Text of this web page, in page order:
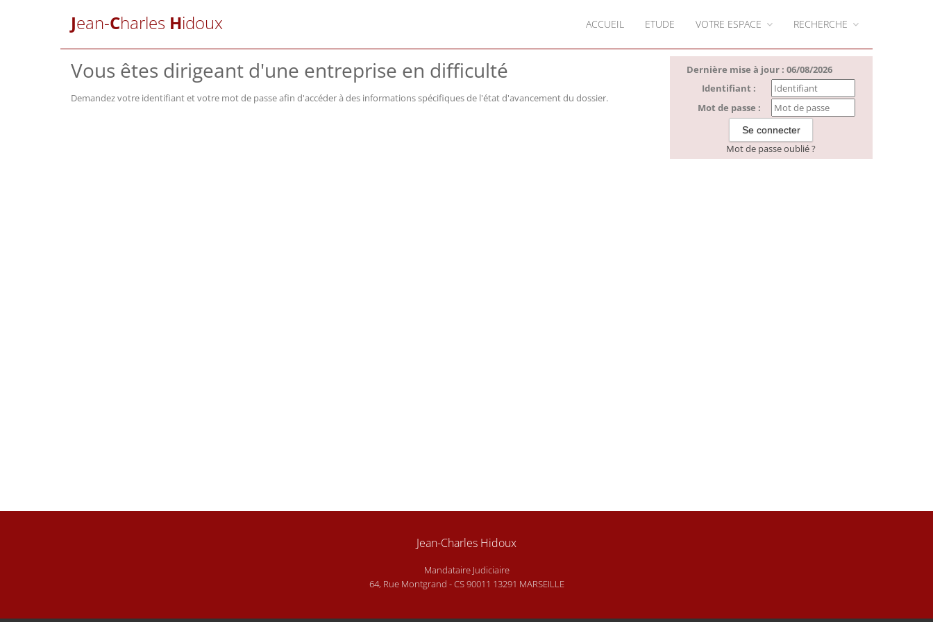
Jean-Charles Hidoux ACCUEIL ETUDE VOTRE ESPACE RECHERCHE
Dernière mise à jour : 06/08/2026
Identifiant :
Mot de passe :
Mot de passe oublié ?
Vous êtes dirigeant d'une entreprise en difficulté
Demandez votre identifiant et votre mot de passe afin d'accéder à des informations spécifiques de l'état d'avancement du dossier.
Jean-Charles Hidoux
Mandataire Judiciaire
64, Rue Montgrand - CS 90011 13291 MARSEILLE